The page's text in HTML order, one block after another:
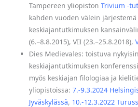
Tampereen yliopiston Trivium -
kahden vuoden välein
keskiajantutkimuksen
(6.–8.8.2015), VII (23.–25.8.2018),
Dies Medievales: toistuva
keskiajantutkimuksen
myös keskiajan filologiaa ja
yliopistoissa: 7.-9.3.2024
Jyväskylässä, 10.-12.3.2022